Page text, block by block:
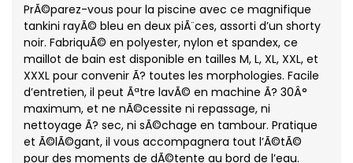
PrÃ©parez-vous pour la piscine avec ce magnifique
tankini rayÃ© bleu en deux piÃ¨ces, assorti d’un shorty
noir. FabriquÃ© en polyester, nylon et spandex, ce
maillot de bain est disponible en tailles M, L, XL, XXL, et
XXXL pour convenir Ã? toutes les morphologies. Facile
d’entretien, il peut Ãªtre lavÃ© en machine Ã? 30Â°
maximum, et ne nÃ©cessite ni repassage, ni
nettoyage Ã? sec, ni sÃ©chage en tambour. Pratique
et Ã©lÃ©gant, il vous accompagnera tout l’Ã©tÃ©
pour des moments de dÃ©tente au bord de l’eau.